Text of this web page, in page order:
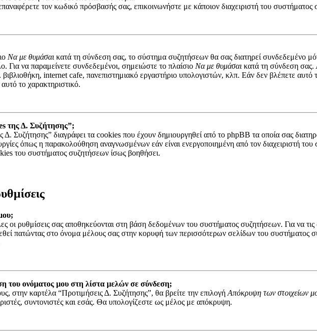
τον κωδικό πρόσβασής σας, επικοινωνήστε με κάποιον διαχειριστή του συστήματος
Να με θυμάσαι κατά τη σύνδεση σας, το σύστημα συζητήσεων θα σας διατηρεί συνδεδεμένο
Για να παραμείνετε συνδεδεμένοι, σημειώστε το πλαίσιο Να με θυμάσαι κατά τη σύνδεση σας.
internet cafe, πανεπιστημιακό εργαστήριο υπολογιστών, κλπ. Εάν δεν βλέπετε αυτό
το χαρακτηριστικό.
της Δ. Συζήτησης”;
Συζήτησης” διαγράφει τα cookies που έχουν δημιουργηθεί από το phpBB τα οποία σας
όπως η παρακολούθηση αναγνωσμένων εάν είναι ενεργοποιημένη από τον διαχειριστή
του συστήματος συζητήσεων ίσως βοηθήσει.
οι ρυθμίσεις σας αποθηκεύονται στη βάση δεδομένων του συστήματος συζητήσεων. Για να
πατώντας στο όνομα μέλους σας στην κορυφή των περισσότερων σελίδων του συστήματος
ονόματος μου στη λίστα μελών σε σύνδεση;
στην καρτέλα “Προτιμήσεις Δ. Συζήτησης”, θα βρείτε την επιλογή Απόκρυψη των στοιχείων
συντονιστές και εσάς. Θα υπολογίζεστε ως μέλος με απόκρυψη.